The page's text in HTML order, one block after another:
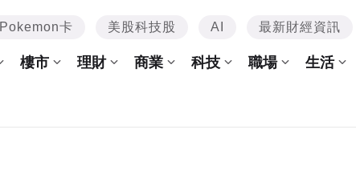
Pokemon卡 美股科技股 AI 最新財經資訊
樓市 理財 商業 科技 職場 生活